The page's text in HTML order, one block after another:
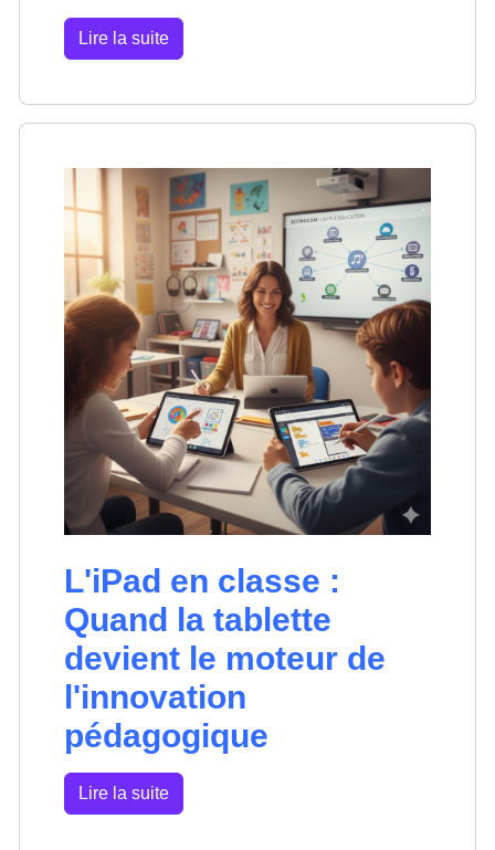
Lire la suite
L'iPad en classe :
Quand la tablette
devient le moteur de
l'innovation
pédagogique
Lire la suite